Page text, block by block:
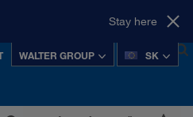
Stay here
WALTER GROUP SK